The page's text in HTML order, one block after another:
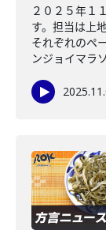
２０２５年１
す。担当は上
それぞれのペ
ンジョイマ